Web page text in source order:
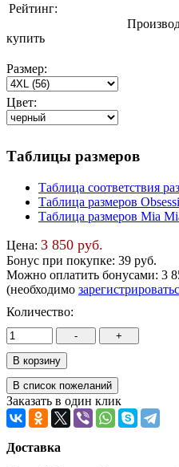
Рейтинг:
купить
Размер:
Цвет:
Таблицы размеров
Таблица соответствия
Таблица размеров
Таблица размеров Mia
Цена: 3 850 руб.
Бонус при покупке: 39 руб.
Можно оплатить бонусами: 3
(необходимо
Количество:
Заказать в один клик
Доставка